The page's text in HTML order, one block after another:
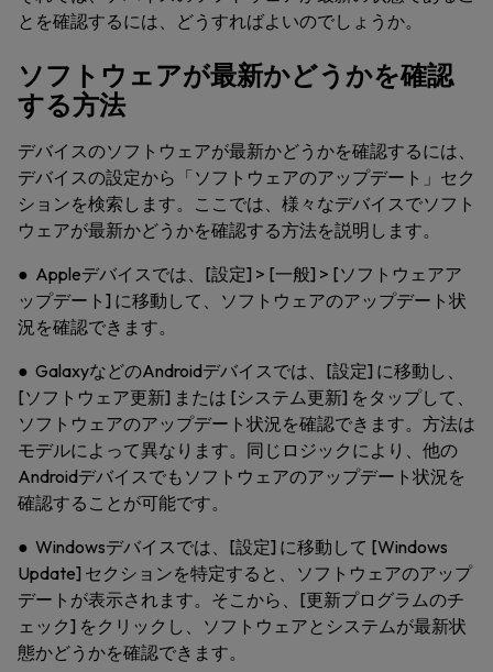
とを確認するには、どうすればよいのでしょうか。
ソフトウェアが最新かどうかを確認
する方法
デバイスのソフトウェアが最新かどうかを確認するには、
デバイスの設定から「ソフトウェアのアップデート」セク
ションを検索します。ここでは、様々なデバイスでソフト
ウェアが最新かどうかを確認する方法を説明します。
● Appleデバイスでは、[設定] > [一般] > [ソフトウェアア
ップデート] に移動して、ソフトウェアのアップデート状
況を確認できます。
● GalaxyなどのAndroidデバイスでは、[設定] に移動し、
[ソフトウェア更新] または [システム更新] をタップして、
ソフトウェアのアップデート状況を確認できます。方法は
モデルによって異なります。同じロジックにより、他の
Androidデバイスでもソフトウェアのアップデート状況を
確認することが可能です。
● Windowsデバイスでは、[設定] に移動して [Windows
Update] セクションを特定すると、ソフトウェアのアップ
デートが表示されます。そこから、[更新プログラムのチ
ェック] をクリックし、ソフトウェアとシステムが最新状
態かどうかを確認できます。